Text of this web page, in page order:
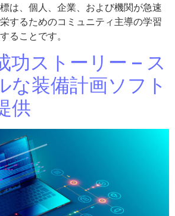
は、個人、企業、および機関が急速
するためのコミュニティ主導の学習
ることです。
功ストーリー – ス
な装備計画ソフト
供